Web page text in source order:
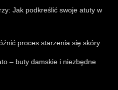
Jak podkreślić swoje atuty w
proces starzenia się skóry
– buty damskie i niezbędne